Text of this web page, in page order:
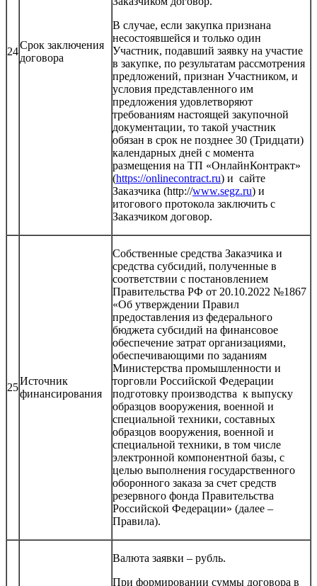
24
Срок заключения
договора
В случае, если закупка признана
несостоявшейся и только один
Участник, подавший заявку на участие
в закупке, по результатам рассмотрения
предложений, признан Участником, и
условия представленного им
предложения удовлетворяют
требованиям настоящей закупочной
документации, то такой участник
обязан в срок не позднее 30 (Тридцати)
календарных дней с момента
размещения на ТП «ОнлайнКонтракт»
(https://onlinecontract.ru) и сайте
Заказчика (http://www.segz.ru) и
итогового протокола заключить с
Заказчиком договор.
25
Источник
финансирования
Собственные средства Заказчика и
средства субсидий, полученные в
соответствии с постановлением
Правительства РФ от 20.10.2022 №1867
«Об утверждении Правил
предоставления из федерального
бюджета субсидий на финансовое
обеспечение затрат организациями,
обеспечивающими по заданиям
Министерства промышленности и
торговли Российской Федерации
подготовку производства к выпуску
образцов вооружения, военной и
специальной техники, составных
образцов вооружения, военной и
специальной техники, в том числе
электронной компонентной базы, с
целью выполнения государственного
оборонного заказа за счет средств
резервного фонда Правительства
Российской Федерации» (далее –
Правила).
Валюта заявки – рубль.
При формировании суммы договора в